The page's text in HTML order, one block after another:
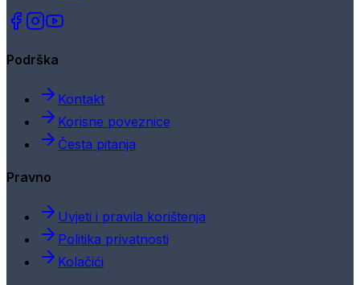
Podrška
Kontakt
Korisne poveznice
Česta pitanja
Pravno
Uvjeti i pravila korištenja
Politika privatnosti
Kolačići